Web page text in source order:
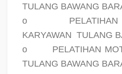
TULANG BAWANG
o
KARYAWAN TULANG
o
PELATIHAN
TULANG BAWANG